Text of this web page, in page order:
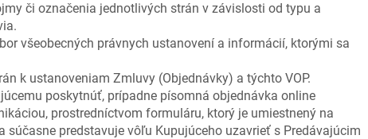
či označenia jednotlivých strán v závislosti od typu a
všeobecných právnych ustanovení a informácií, ktorými sa
k ustanoveniam Zmluvy (Objednávky) a týchto VOP.
poskytnúť, prípadne písomná objednávka online
prostredníctvom formuláru, ktorý je umiestnený na
predstavuje vôľu Kupujúceho uzavrieť s Predávajúcim